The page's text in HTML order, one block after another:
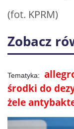
(fot. KPRM)
Zobacz
środki do
żele